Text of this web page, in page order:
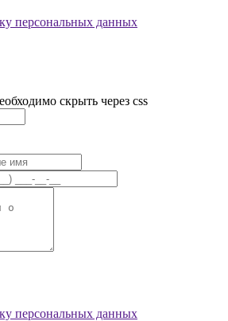
персональных данных
скрыть через css
персональных данных